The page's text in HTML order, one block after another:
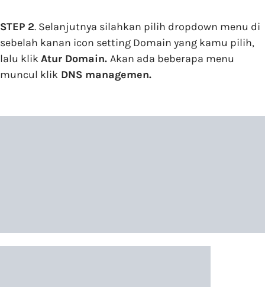
STEP 2. Selanjutnya silahkan pilih dropdown menu di
sebelah kanan icon setting Domain yang kamu pilih,
lalu klikAtur Domain. Akan ada beberapa menu
muncul klik DNS managemen.